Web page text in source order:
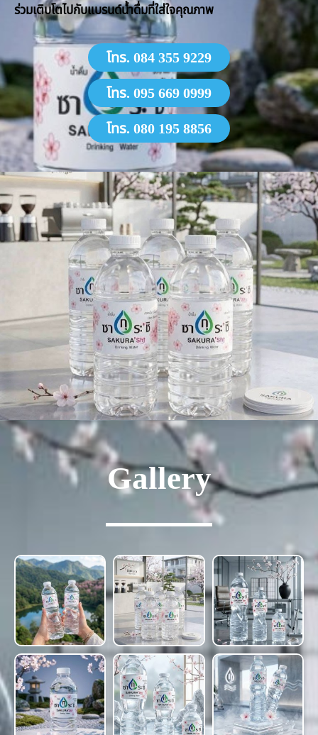
​ร่วมเติบโตไปกับแบรนด์น้ำดื่มที่ใส่ใจคุณภาพ
โทร. 084 355 9229
โทร. 095 669 0999
โทร. 080 195 8856
Gallery